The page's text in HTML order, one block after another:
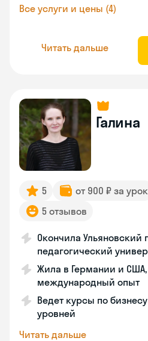
Все услуги и цены (4)
Читать дальше
Галина
5 от 900 ₽ за урок
5 отзывов
Окончила Ульяновский
педагогический
Жила в Германии и США,
международный опыт
Ведет курсы по
уровней
Читать дальше